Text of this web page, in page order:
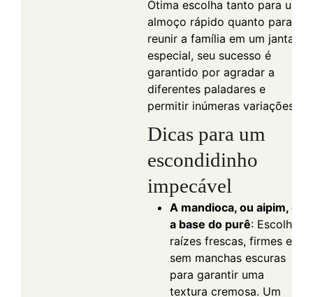
Ótima escolha tanto para um
almoço rápido quanto para
reunir a família em um jantar
especial, seu sucesso é
garantido por agradar a
diferentes paladares e
permitir inúmeras variações.
Dicas para um
escondidinho
impecável
A mandioca, ou aipim, é
a base do purê: Escolha
raízes frescas, firmes e
sem manchas escuras
para garantir uma
textura cremosa. Um